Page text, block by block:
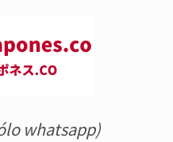
whatsapp)